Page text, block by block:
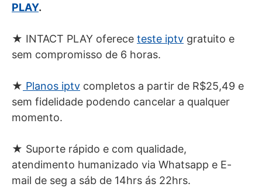
PLAY.
★ INTACT PLAY oferece teste iptv gratuito e
sem compromisso de 6 horas.
★ Planos iptv completos a partir de R$25,49 e
sem fidelidade podendo cancelar a qualquer
momento.
★ Suporte rápido e com qualidade,
atendimento humanizado via Whatsapp e E-
mail de seg a sáb de 14hrs ás 22hrs.